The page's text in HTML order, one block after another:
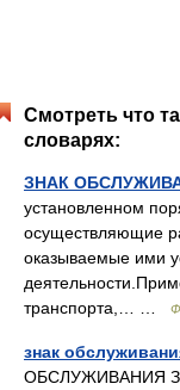
Смотреть что
словарях:
ЗНАК
установленном
осуществляющие
оказываемые ими
транспорта,… …
знак
ОБСЛУЖИВАНИЯ